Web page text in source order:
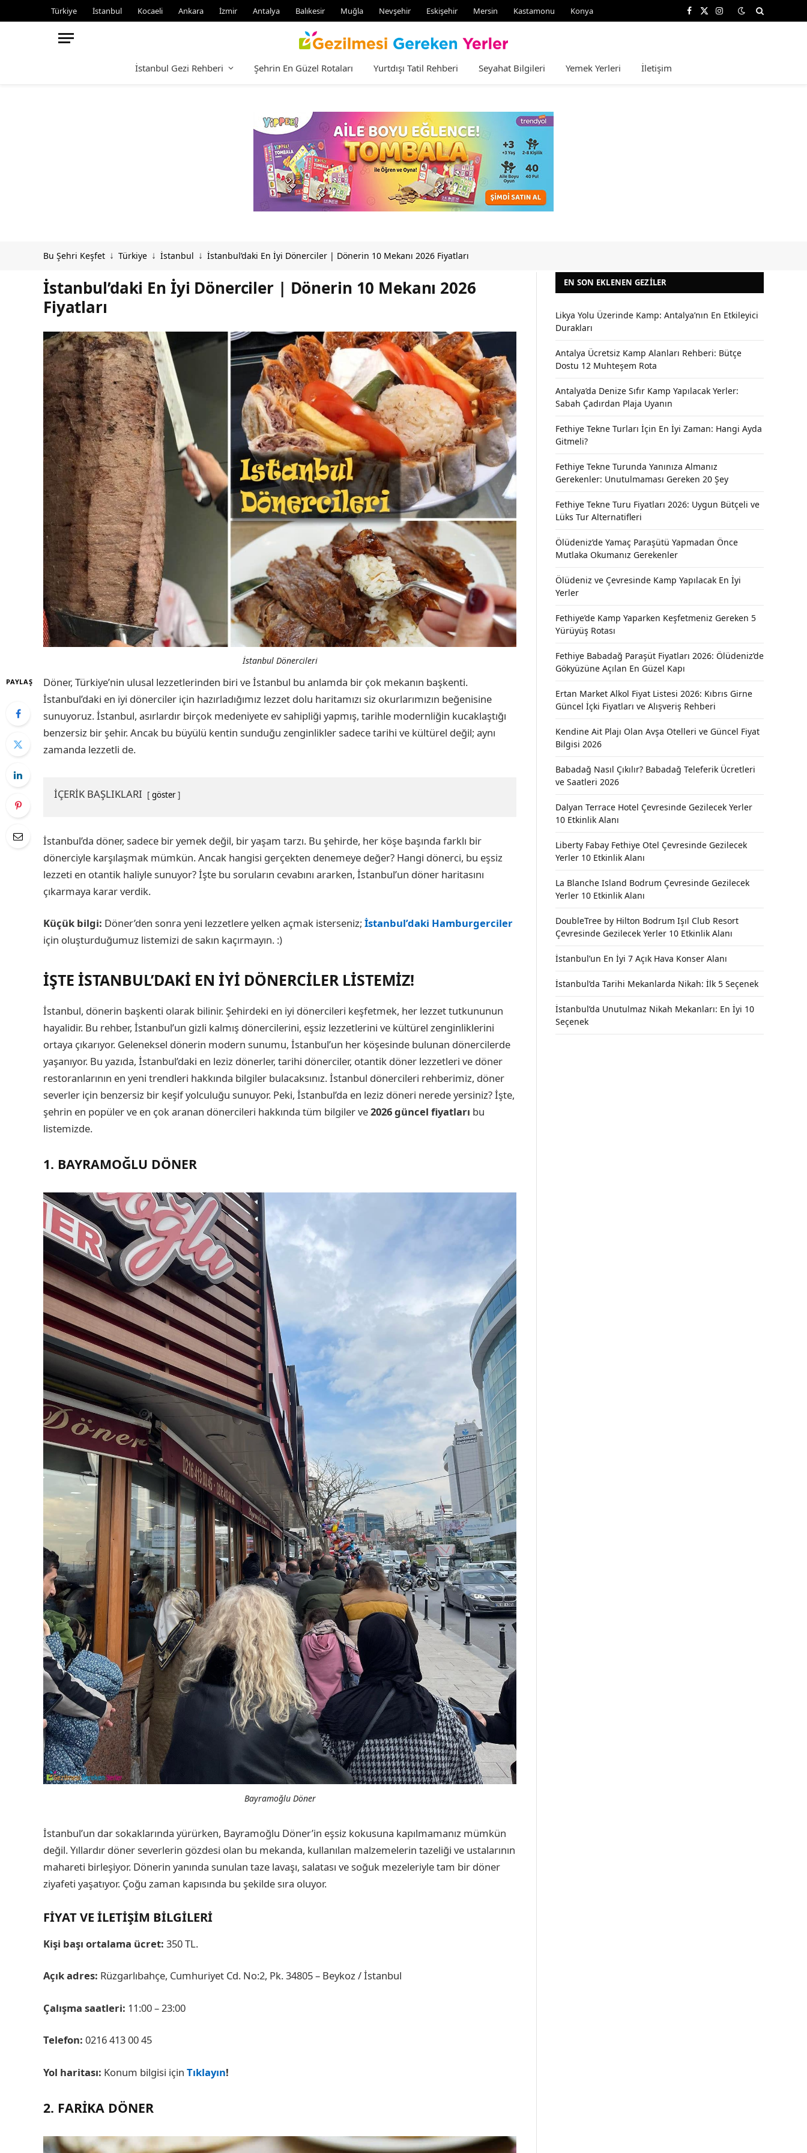
Türkiye İstanbul Kocaeli Ankara İzmir Antalya Balıkesir Muğla Nevşehir Eskişehir Mersin Kastamonu Konya Facebook
X
Instagram
İstanbul Gezi Rehberi Şehrin En Güzel Rotaları Yurtdışı Tatil Rehberi Seyahat Bilgileri Yemek Yerleri İletişim
Bu Şehri Keşfet ↓ Türkiye ↓ İstanbul ↓ İstanbul’daki En İyi Dönerciler | Dönerin 10 Mekanı 2026 Fiyatları
İstanbul’daki En İyi Dönerciler | Dönerin 10 Mekanı 2026
Fiyatları
İstanbul Dönercileri
PAYLAŞ
Döner, Türkiye’nin ulusal lezzetlerinden biri ve İstanbul bu anlamda bir çok mekanın başkenti.
İstanbul’daki en iyi dönerciler için hazırladığımız lezzet dolu haritamızı siz okurlarımızın beğenisine
sunuyoruz. İstanbul, asırlardır birçok medeniyete ev sahipliği yapmış, tarihle modernliğin kucaklaştığı
benzersiz bir şehir. Ancak bu büyülü kentin sunduğu zenginlikler sadece tarihi ve kültürel değil; aynı
zamanda lezzetli de.
İÇERİK BAŞLIKLARI göster
İstanbul’da döner, sadece bir yemek değil, bir yaşam tarzı. Bu şehirde, her köşe başında farklı bir
dönerciyle karşılaşmak mümkün. Ancak hangisi gerçekten denemeye değer? Hangi dönerci, bu eşsiz
lezzeti en otantik haliyle sunuyor? İşte bu soruların cevabını ararken, İstanbul’un döner haritasını
çıkarmaya karar verdik.
Küçük bilgi: Döner’den sonra yeni lezzetlere yelken açmak isterseniz;İstanbul’daki Hamburgerciler
için oluşturduğumuz listemizi de sakın kaçırmayın. :)
İŞTE İSTANBUL’DAKI EN İYI DÖNERCILER LISTEMIZ!
İstanbul, dönerin başkenti olarak bilinir. Şehirdeki en iyi dönercileri keşfetmek, her lezzet tutkununun
hayalidir. Bu rehber, İstanbul’un gizli kalmış dönercilerini, eşsiz lezzetlerini ve kültürel zenginliklerini
ortaya çıkarıyor. Geleneksel dönerin modern sunumu, İstanbul’un her köşesinde bulunan dönercilerde
yaşanıyor. Bu yazıda, İstanbul’daki en leziz dönerler, tarihi dönerciler, otantik döner lezzetleri ve döner
restoranlarının en yeni trendleri hakkında bilgiler bulacaksınız. İstanbul dönercileri rehberimiz, döner
severler için benzersiz bir keşif yolculuğu sunuyor. Peki, İstanbul’da en leziz döneri nerede yersiniz? İşte,
şehrin en popüler ve en çok aranan dönercileri hakkında tüm bilgiler ve2026 güncel fiyatları bu
listemizde.
1. BAYRAMOĞLU DÖNER
Bayramoğlu Döner
İstanbul’un dar sokaklarında yürürken, Bayramoğlu Döner’in eşsiz kokusuna kapılmamanız mümkün
değil. Yıllardır döner severlerin gözdesi olan bu mekanda, kullanılan malzemelerin tazeliği ve ustalarının
mahareti birleşiyor. Dönerin yanında sunulan taze lavaşı, salatası ve soğuk mezeleriyle tam bir döner
ziyafeti yaşatıyor. Çoğu zaman kapısında bu şekilde sıra oluyor.
FIYAT VE İLETIŞIM BILGILERI
Kişi başı ortalama ücret: 350 TL.
Açık adres: Rüzgarlıbahçe, Cumhuriyet Cd. No:2, Pk. 34805 – Beykoz / İstanbul
Çalışma saatleri: 11:00 – 23:00
Telefon: 0216 413 00 45
Yol haritası: Konum bilgisi için Tıklayın!
2. FARIKA DÖNER
EN SON EKLENEN GEZILER
Likya Yolu Üzerinde Kamp: Antalya’nın En Etkileyici
Durakları
Antalya Ücretsiz Kamp Alanları Rehberi: Bütçe
Dostu 12 Muhteşem Rota
Antalya’da Denize Sıfır Kamp Yapılacak Yerler:
Sabah Çadırdan Plaja Uyanın
Fethiye Tekne Turları İçin En İyi Zaman: Hangi Ayda
Gitmeli?
Fethiye Tekne Turunda Yanınıza Almanız
Gerekenler: Unutulmaması Gereken 20 Şey
Fethiye Tekne Turu Fiyatları 2026: Uygun Bütçeli ve
Lüks Tur Alternatifleri
Ölüdeniz’de Yamaç Paraşütü Yapmadan Önce
Mutlaka Okumanız Gerekenler
Ölüdeniz ve Çevresinde Kamp Yapılacak En İyi
Yerler
Fethiye’de Kamp Yaparken Keşfetmeniz Gereken 5
Yürüyüş Rotası
Fethiye Babadağ Paraşüt Fiyatları 2026: Ölüdeniz’de
Gökyüzüne Açılan En Güzel Kapı
Ertan Market Alkol Fiyat Listesi 2026: Kıbrıs Girne
Güncel İçki Fiyatları ve Alışveriş Rehberi
Kendine Ait Plajı Olan Avşa Otelleri ve Güncel Fiyat
Bilgisi 2026
Babadağ Nasıl Çıkılır? Babadağ Teleferik Ücretleri
ve Saatleri 2026
Dalyan Terrace Hotel Çevresinde Gezilecek Yerler
10 Etkinlik Alanı
Liberty Fabay Fethiye Otel Çevresinde Gezilecek
Yerler 10 Etkinlik Alanı
La Blanche Island Bodrum Çevresinde Gezilecek
Yerler 10 Etkinlik Alanı
DoubleTree by Hilton Bodrum Işıl Club Resort
Çevresinde Gezilecek Yerler 10 Etkinlik Alanı
İstanbul’un En İyi 7 Açık Hava Konser Alanı
İstanbul’da Tarihi Mekanlarda Nikah: İlk 5 Seçenek
İstanbul’da Unutulmaz Nikah Mekanları: En İyi 10
Seçenek